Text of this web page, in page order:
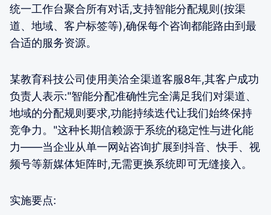
统一工作台聚合所有对话,支持智能分配规则(按渠
道、地域、客户标签等),确保每个咨询都能路由到最
合适的服务资源。
某教育科技公司使用美洽全渠道客服8年,其客户成功
负责人表示:"智能分配准确性完全满足我们对渠道、
地域的分配规则要求,功能持续迭代让我们始终保持
竞争力。"这种长期信赖源于系统的稳定性与进化能
力——当企业从单一网站咨询扩展到抖音、快手、视
频号等新媒体矩阵时,无需更换系统即可无缝接入。
实施要点: